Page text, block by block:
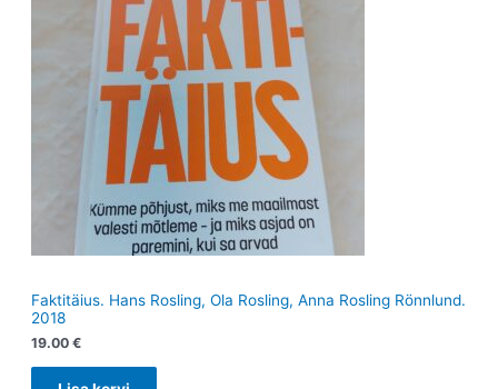
Faktitäius. Hans Rosling, Ola Rosling, Anna Rosling Rönnlund.
2018
19.00 €